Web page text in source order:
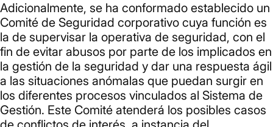
Adicionalmente, se ha conformado establecido un
Comité de Seguridad corporativo cuya función es
la de supervisar la operativa de seguridad, con el
fin de evitar abusos por parte de los implicados en
la gestión de la seguridad y dar una respuesta ágil
a las situaciones anómalas que puedan surgir en
los diferentes procesos vinculados al Sistema de
Gestión. Este Comité atenderá los posibles casos